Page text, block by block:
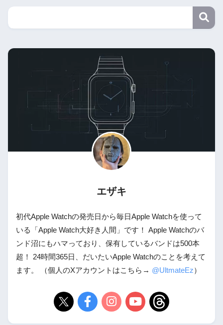
エザキ
初代Apple Watchの発売日から毎日Apple Watchを使って
いる「Apple Watch大好き人間」です！ Apple Watchのバ
ンド沼にもハマっており、保有しているバンドは500本
超！ 24時間365日、だいたいApple Watchのことを考えて
ます。 （個人のXアカウントはこちら→ @UltmateEz）